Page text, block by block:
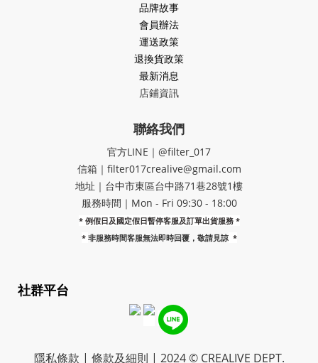
品牌故事
會員辦法
運送政策
退換貨政策
最新消息
店鋪資訊
聯絡我們
官方LINE｜@filter_017
信箱｜filter017crealive@gmail.com
地址｜​台中市東區台中路71巷28號1樓
服務時間｜Mon - Fri 09:30 - 18:00
* 例假日及國定假日暫停客服及訂單出貨服務 *
* 非服務時間客服無法即時回覆，敬請見諒 *
社群平台
隱私條款 | 條款及細則 | 2024 © CREALIVE DEPT.